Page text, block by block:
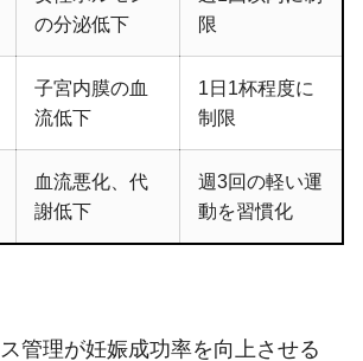
の分泌低下
限
子宮内膜の血
流低下
1日1杯程度に
制限
血流悪化、代
謝低下
週3回の軽い運
動を習慣化
管理が妊娠成功率を向上させる